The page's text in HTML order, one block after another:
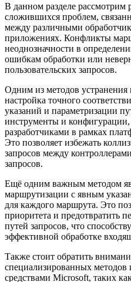
В данном разделе
сложившихся проблем,
между различными
приложениях. Конфликты
неоднозначности в
ошибкам обработки или
пользовательских запросов.
Одним из методов устранения
настройка точного
указаний и параметризации
инструменты и конфигурации,
разработчиками в рамках
Это позволяет избежать
запросов между
запросов.
Ещё одним важным методом
маршрутизации с явным
для каждого маршрута. Это
приоритета и предотвратить
путей запросов, что
эффективной обработке
Также стоит обратить
специализированных методов
средствами Microsoft, таких